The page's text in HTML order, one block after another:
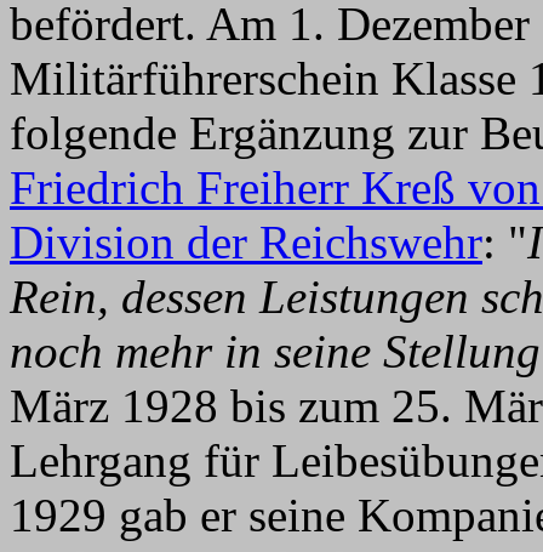
befördert. Am 1.
Militärführerschein Klasse
folgende Ergänzung zur
Friedrich Freiherr Kreß
Division der Reichswehr: "
Rein, dessen Leistungen
noch mehr in seine
März 1928 bis zum 25.
Lehrgang für
1929 gab er seine